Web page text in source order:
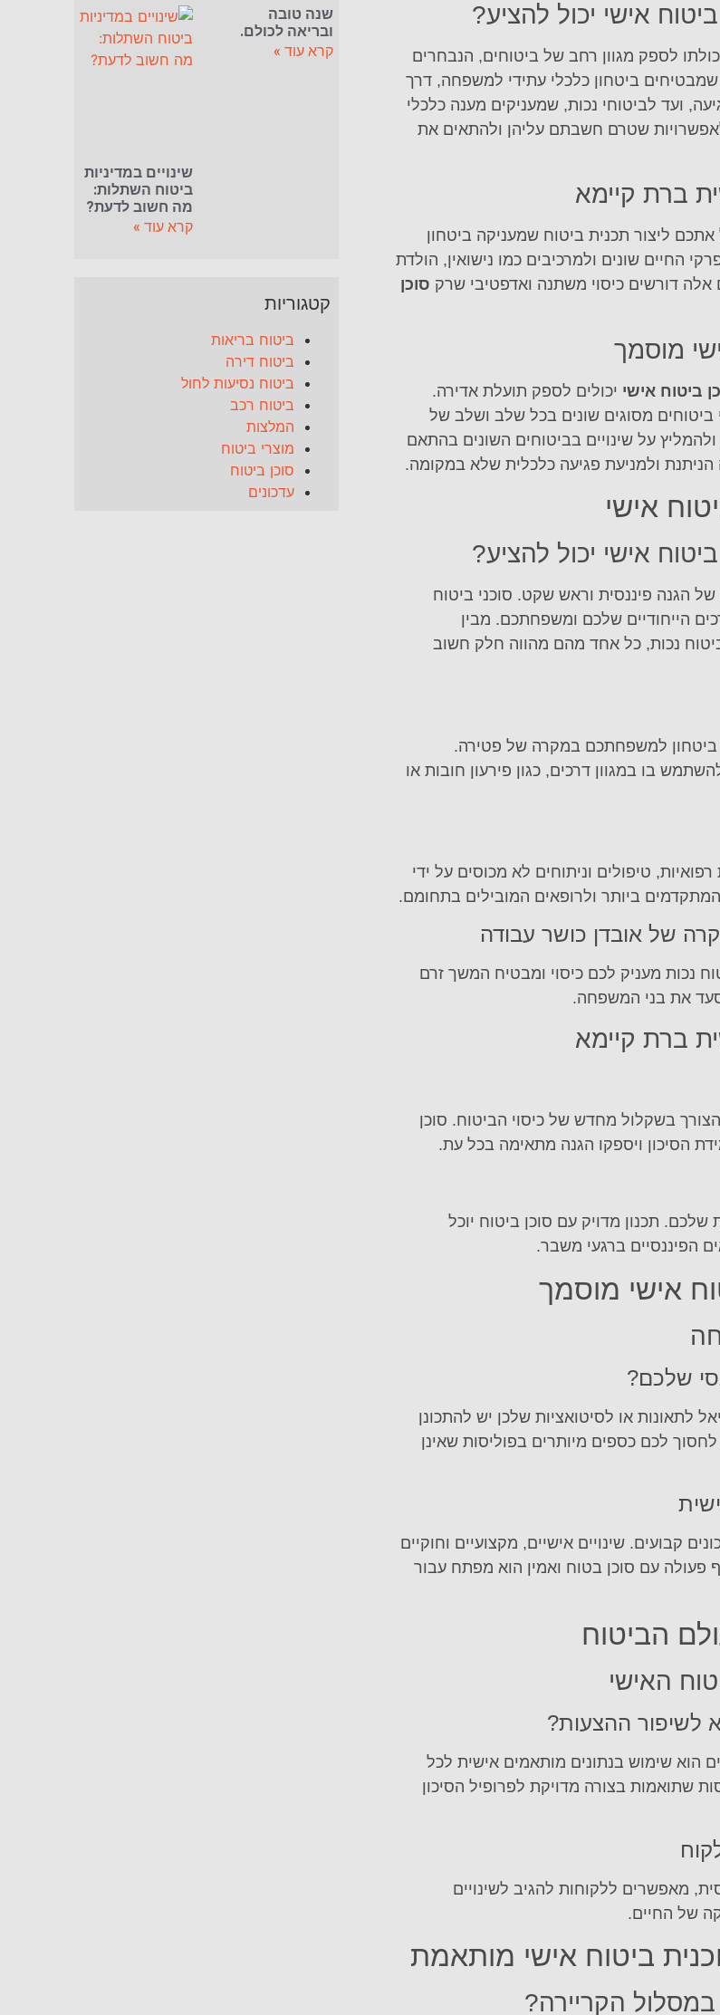
אישי יכול להציע?
לספק מגוון רחב של ביטוחים, הנבחרים
שמבטיחים ביטחון כלכלי עתידי למשפחה, דרך
ועד לביטוחי נכות, שמעניקים מענה כלכלי
שטרם חשבתם עליהן ולהתאים את
ברת קיימא
אתכם ליצור תכנית ביטוח שמעניקה ביטחון
החיים שונים ולמרכיבים כמו נישואין, הולדת
אלה דורשים כיסוי משתנה ואדפטיבי שרק סוכן
מוסמך
ביטוח אישי יכולים לספק תועלת אדירה.
ביטוחים מסוגים שונים בכל שלב ושלב של
על שינויים בביטוחים השונים בהתאם
הניתנת ולמניעת פגיעה כלכלית שלא במקומה.
אישי
אישי יכול להציע?
הגנה פיננסית וראש שקט. סוכני ביטוח
הייחודיים שלכם ומשפחתכם. מבין
נכות, כל אחד מהם מהווה חלק חשוב
ביטחון למשפחתכם במקרה של פטירה.
בו במגוון דרכים, כגון פירעון חובות או
טיפולים וניתוחים לא מכוסים על ידי
ביותר ולרופאים המובילים בתחומם.
של אובדן כושר עבודה
נכות מעניק לכם כיסוי ומבטיח המשך זרם
את בני המשפחה.
ברת קיימא
בשקלול מחדש של כיסוי הביטוח. סוכן
הסיכון ויספקו הגנה מתאימה בכל עת.
שלכם. תכנון מדויק עם סוכן ביטוח יוכל
הפיננסיים ברגעי משבר.
אישי מוסמך
שלכם?
לתאונות או לסיטואציות שלכן יש להתכונן
לכם כספים מיותרים בפוליסות שאינן
קבועים. שינויים אישיים, מקצועיים וחוקיים
פעולה עם סוכן בטוח ואמין הוא מפתח עבור
הביטוח
האישי
לשיפור ההצעות?
שימוש בנתונים מותאמים אישית לכל
שתואמות בצורה מדויקת לפרופיל הסיכון
מאפשרים ללקוחות להגיב לשינויים
של החיים.
ביטוח אישי מותאמת
במסלול הקריירה?
שנה טובה
ובריאה לכולם.
קרא עוד »
שינויים במדיניות
ביטוח השתלות:
מה חשוב לדעת?
קרא עוד »
קטגוריות
ביטוח בריאות
ביטוח דירה
ביטוח נסיעות לחול
ביטוח רכב
המלצות
מוצרי ביטוח
סוכן ביטוח
עדכונים